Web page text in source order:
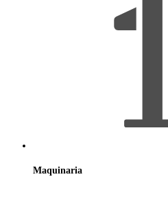
Maquinaria